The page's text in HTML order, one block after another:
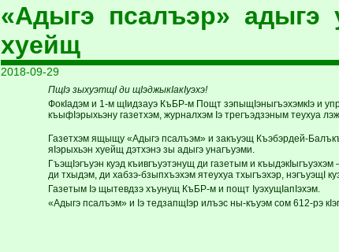
«Адыгэ псалъэр» адыгэ
хуейщ
2018-09-29
ПщIэ зыхуэтщI ди щIэджыкIакIуэхэ!
ФокIадэм и 1-м щIидзауэ КъБР-м Пощт зэпыщIэныгъэхэмкIэ и
къыфIэрыхьэну газетхэм, журналхэм Iэ трегъэдзэным теухуа
Газетхэм ящыщу «Адыгэ псалъэм» и закъуэщ Къэбэрдей-
яIэрыхьэн хуейщ дэтхэнэ зы адыгэ унагъуэми.
ГъэщIэгъуэн куэд къивгъуэтэнущ ди газетым и
ди тхыдэм, ди хабзэ-бзыпхъэхэм ятеухуа тхыгъэхэр, нэгъуэщI
Газетым Iэ щытевдзэ хъунущ КъБР-м и пощт IуэхущIапIэхэм.
«Адыгэ псалъэм» и Iэ тедзапщIэр илъэс ны-къуэм сом 612-рэ